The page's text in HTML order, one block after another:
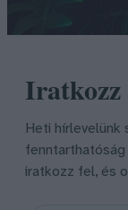
Heti hírlevelünk
iratkozz fel, és